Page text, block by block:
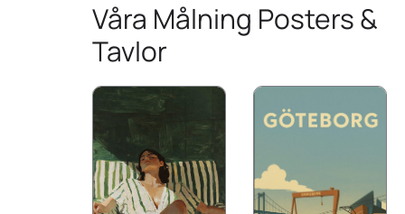
Våra Målning Posters &
Tavlor